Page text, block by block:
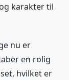
karakter til
nu er
en rolig
hvilket er